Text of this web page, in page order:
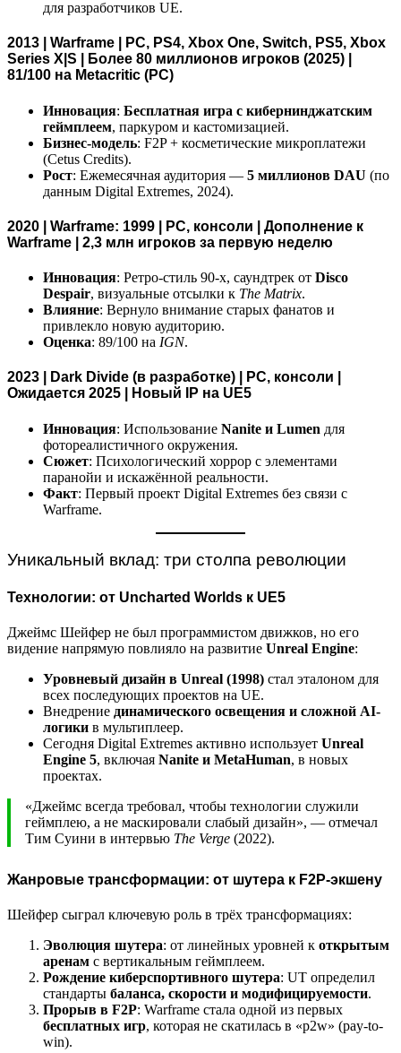
для разработчиков UE.
2013 | Warframe | PC, PS4, Xbox One, Switch, PS5, Xbox
Series X|S | Более 80 миллионов игроков (2025) |
81/100 на Metacritic (PC)
Инновация: Бесплатная игра с кибернинджатским
геймплеем, паркуром и кастомизацией.
Бизнес-модель: F2P + косметические микроплатежи
(Cetus Credits).
Рост: Ежемесячная аудитория — 5 миллионов DAU (по
данным Digital Extremes, 2024).
2020 | Warframe: 1999 | PC, консоли | Дополнение к
Warframe | 2,3 млн игроков за первую неделю
Инновация: Ретро-стиль 90-х, саундтрек от Disco
Despair, визуальные отсылки к The Matrix.
Влияние: Вернуло внимание старых фанатов и
привлекло новую аудиторию.
Оценка: 89/100 на IGN.
2023 | Dark Divide (в разработке) | PC, консоли |
Ожидается 2025 | Новый IP на UE5
Инновация: Использование Nanite и Lumen для
фотореалистичного окружения.
Сюжет: Психологический хоррор с элементами
паранойи и искажённой реальности.
Факт: Первый проект Digital Extremes без связи с
Warframe.
Уникальный вклад: три столпа революции
Технологии: от Uncharted Worlds к UE5
Джеймс Шейфер не был программистом движков, но его
видение напрямую повлияло на развитие Unreal Engine:
Уровневый дизайн в Unreal (1998) стал эталоном для
всех последующих проектов на UE.
Внедрение динамического освещения и сложной AI-
логики в мультиплеер.
Сегодня Digital Extremes активно использует Unreal
Engine 5, включая Nanite и MetaHuman, в новых
проектах.
«Джеймс всегда требовал, чтобы технологии служили
геймплею, а не маскировали слабый дизайн», — отмечал
Тим Суини в интервью The Verge (2022).
Жанровые трансформации: от шутера к F2P-экшену
Шейфер сыграл ключевую роль в трёх трансформациях:
Эволюция шутера: от линейных уровней к открытым
аренам с вертикальным геймплеем.
Рождение киберспортивного шутера: UT определил
стандарты баланса, скорости и модифицируемости.
Прорыв в F2P: Warframe стала одной из первых
бесплатных игр, которая не скатилась в «p2w» (pay-to-
win).